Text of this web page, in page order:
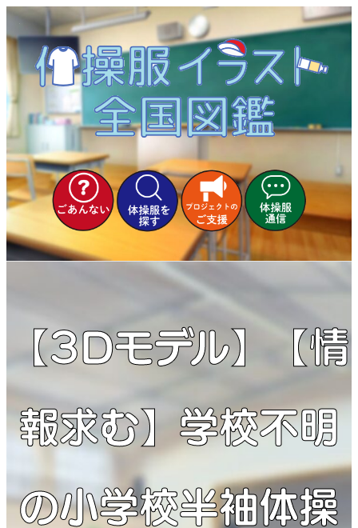
内
を
キ
プ
【3Dモデル】【情
報求む】学校不明
の小学校半袖体操